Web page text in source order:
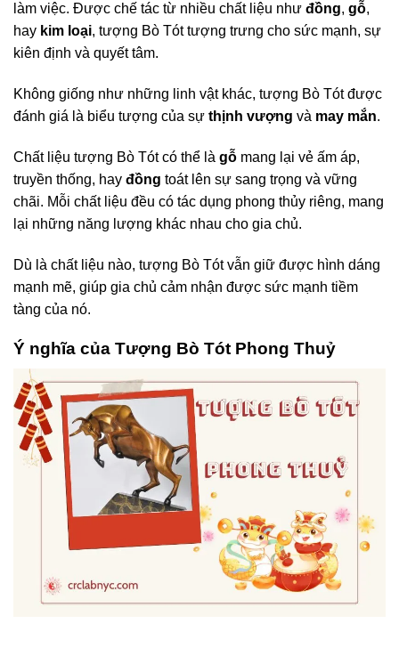
làm việc. Được chế tác từ nhiều chất liệu như đồng, gỗ,
hay kim loại, tượng Bò Tót tượng trưng cho sức mạnh, sự
kiên định và quyết tâm.
Không giống như những linh vật khác, tượng Bò Tót được
đánh giá là biểu tượng của sự thịnh vượng và may mắn.
Chất liệu tượng Bò Tót có thể là gỗ mang lại vẻ ấm áp,
truyền thống, hay đồng toát lên sự sang trọng và vững
chãi. Mỗi chất liệu đều có tác dụng phong thủy riêng, mang
lại những năng lượng khác nhau cho gia chủ.
Dù là chất liệu nào, tượng Bò Tót vẫn giữ được hình dáng
mạnh mẽ, giúp gia chủ cảm nhận được sức mạnh tiềm
tàng của nó.
Ý nghĩa của Tượng Bò Tót Phong Thuỷ